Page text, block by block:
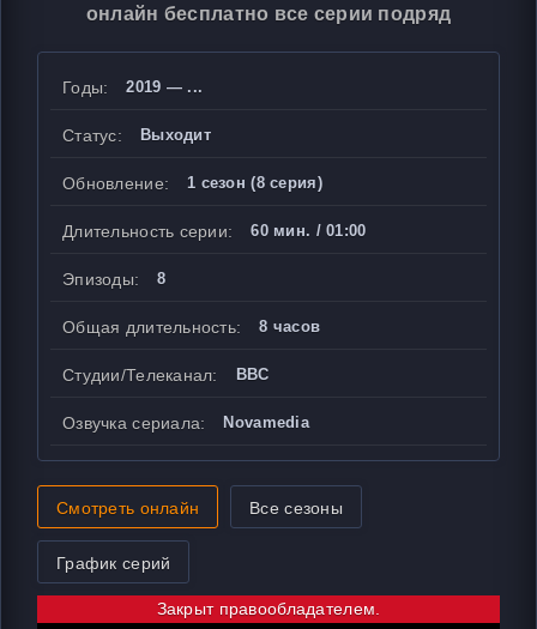
онлайн бесплатно все серии подряд
Годы: 2019 — ...
Статус: Выходит
Обновление: 1 сезон (8 серия)
Длительность серии: 60 мин. / 01:00
Эпизоды: 8
Общая длительность: 8 часов
Студии/Телеканал: BBC
Озвучка сериала: Novamedia
Смотреть онлайн Все сезоны
График серий
Закрыт правообладателем.